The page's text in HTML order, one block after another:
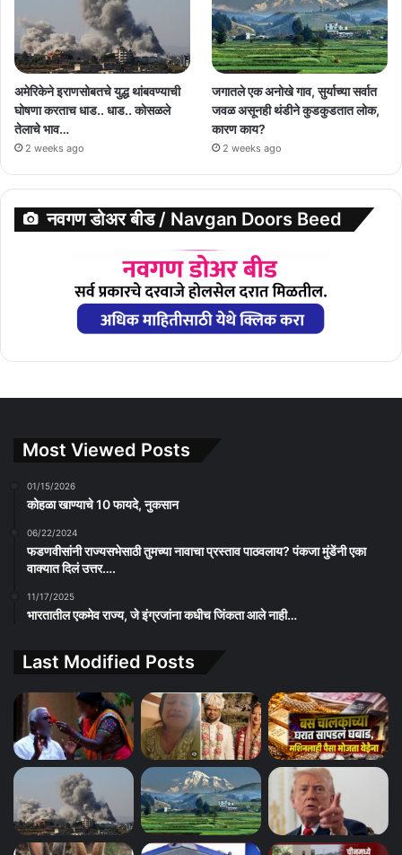
अमेरिकेने इराणसोबतचे युद्ध थांबवण्याची
घोषणा करताच धाड.. धाड.. कोसळले
तेलाचे भाव…
2 weeks ago
जगातले एक अनोखे गाव, सुर्याच्या सर्वात
जवळ असूनही थंडीने कुडकुडतात लोक,
कारण काय?
2 weeks ago
नवगण डोअर बीड / Navgan Doors Beed
Most Viewed Posts
01/15/2026
कोहळा खाण्याचे 10 फायदे, नुकसान
06/22/2024
फडणवीसांनी राज्यसभेसाठी तुमच्या नावाचा प्रस्ताव पाठवलाय? पंकजा मुंडेंनी एका
वाक्यात दिलं उत्तर….
11/17/2025
भारतातील एकमेव राज्य, जे इंग्रजांना कधीच जिंकता आले नाही…
Last Modified Posts